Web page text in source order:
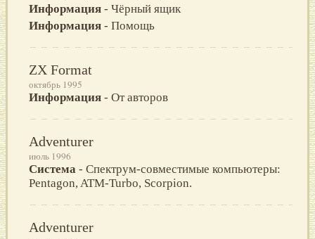
Информация - Чёрный ящик
Информация - Помощь
ZX Format
октябрь 1995
Информация - От авторов
Adventurer
июль 1996
Система - Спектрум-совместимые компьютеры:
Pentagon, ATM-Turbo, Scorpion.
Adventurer